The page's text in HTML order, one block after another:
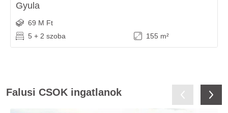
Gyula
69 M Ft
5 + 2 szoba
155 m²
Falusi CSOK ingatlanok